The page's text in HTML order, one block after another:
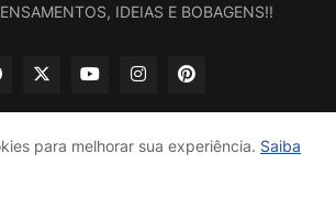
IDEIAS E BOBAGENS!!
para melhorar sua experiência. Saiba